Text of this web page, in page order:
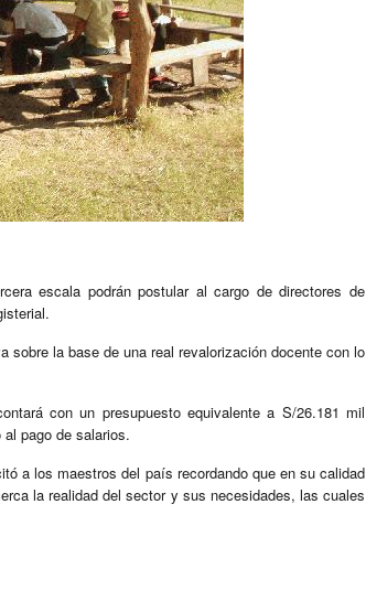
escala podrán postular al cargo de directores de
sobre la base de una real revalorización docente con lo
con un presupuesto equivalente a S/26.181 mil
pago de salarios.
a los maestros del país recordando que en su calidad
la realidad del sector y sus necesidades, las cuales